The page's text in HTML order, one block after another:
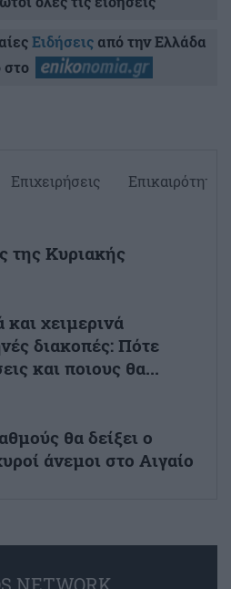
Ειδήσειςαπό την Ελλάδα
στο
Επιχειρήσεις Επικαιρότητα
της Κυριακής
χειμερινά
διακοπές: Πότε
και ποιους θα...
θα δείξει ο
άνεμοι στο Αιγαίο